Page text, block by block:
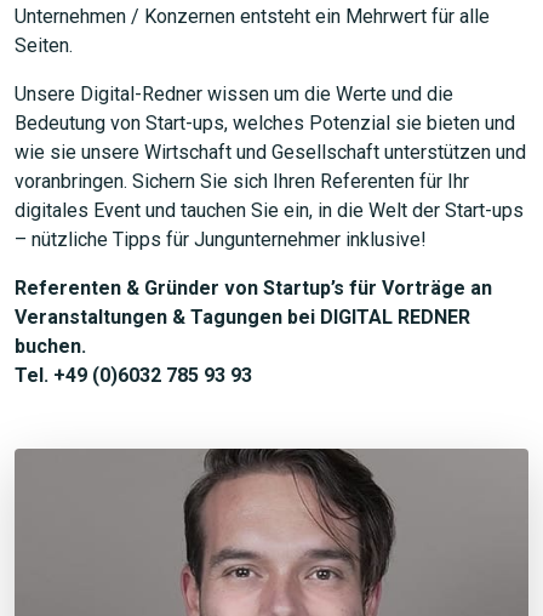
Unternehmen / Konzernen entsteht ein Mehrwert für alle
Seiten.
Unsere Digital-Redner wissen um die Werte und die
Bedeutung von Start-ups, welches Potenzial sie bieten und
wie sie unsere Wirtschaft und Gesellschaft unterstützen und
voranbringen. Sichern Sie sich Ihren Referenten für Ihr
digitales Event und tauchen Sie ein, in die Welt der Start-ups
– nützliche Tipps für Jungunternehmer inklusive!
Referenten & Gründer von Startup’s für Vorträge an
Veranstaltungen & Tagungen bei DIGITAL REDNER
buchen.
Tel. +49 (0)6032 785 93 93